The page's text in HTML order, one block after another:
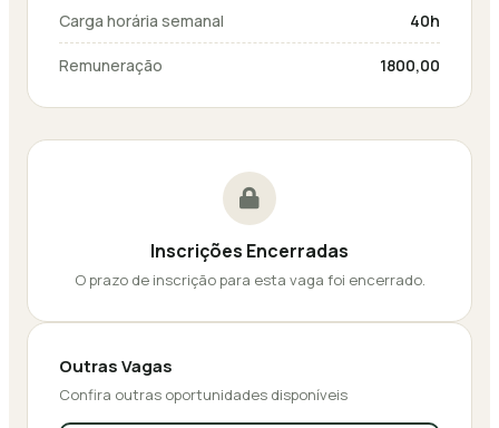
Carga horária semanal 40h
Remuneração 1800,00
Inscrições Encerradas
O prazo de inscrição para esta vaga foi encerrado.
Outras Vagas
Confira outras oportunidades disponíveis